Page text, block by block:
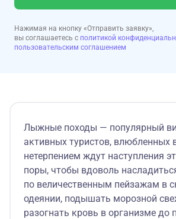
Нажимая на кнопку «Отправить заявку»,
вы соглашаетесь с политикой
пользовательским соглашением
Лыжные походы — популярный
активных туристов, влюбленных
нетерпением ждут наступления
поры, чтобы вдоволь
по величественным пейзажам в
одеянии, подышать морозной
разогнать кровь в организме до